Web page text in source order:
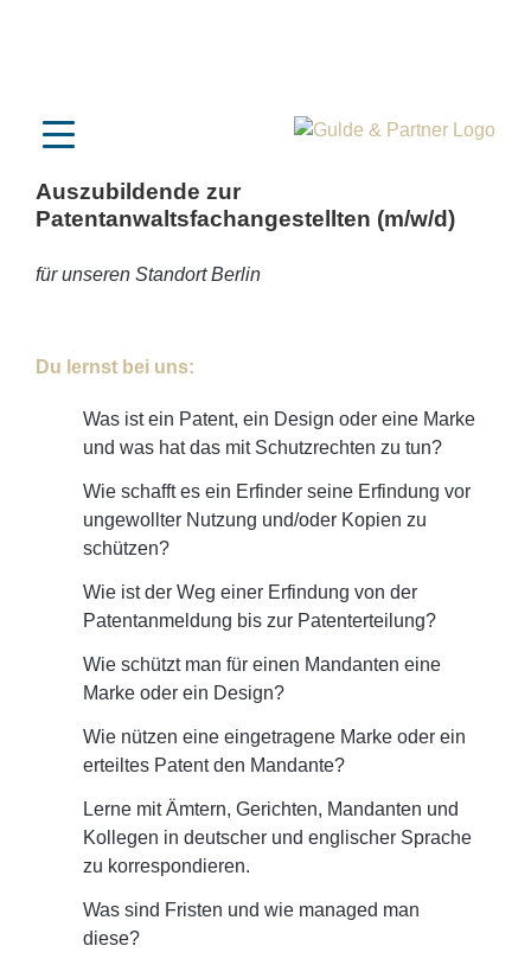
Auszubildende zur
Patentanwaltsfachangestellten (m/w/d)
für unseren Standort Berlin
Du lernst bei uns:
Was ist ein Patent, ein Design oder eine Marke
und was hat das mit Schutzrechten zu tun?
Wie schafft es ein Erfinder seine Erfindung vor
ungewollter Nutzung und/oder Kopien zu
schützen?
Wie ist der Weg einer Erfindung von der
Patentanmeldung bis zur Patenterteilung?
Wie schützt man für einen Mandanten eine
Marke oder ein Design?
Wie nützen eine eingetragene Marke oder ein
erteiltes Patent den Mandante?
Lerne mit Ämtern, Gerichten, Mandanten und
Kollegen in deutscher und englischer Sprache
zu korrespondieren.
Was sind Fristen und wie managed man
diese?